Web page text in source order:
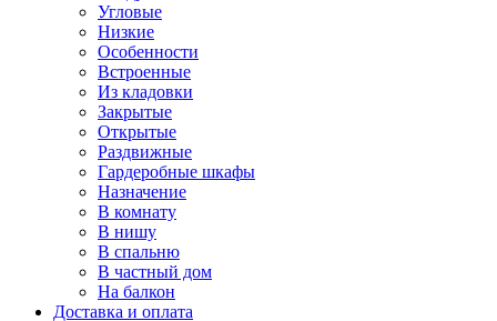
Угловые
Низкие
Особенности
Встроенные
Из кладовки
Закрытые
Открытые
Раздвижные
Гардеробные шкафы
Назначение
В комнату
В нишу
В спальню
В частный дом
На балкон
Доставка и оплата